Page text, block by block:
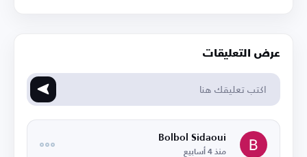
عرض التعليقات
Bolbol Sidaoui
منذ 4 أسابيع